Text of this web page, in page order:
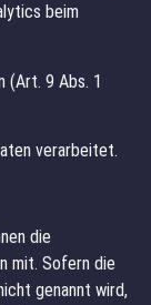
beim
(Art. 9 Abs. 1
verarbeitet.
die
mit. Sofern die
genannt wird,